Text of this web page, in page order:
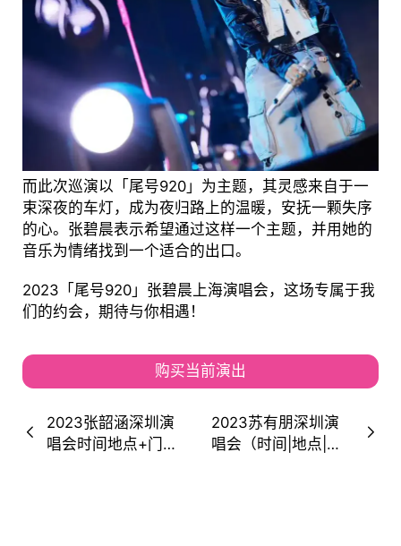
而此次巡演以「尾号920」为主题，其灵感来自于一
束深夜的车灯，成为夜归路上的温暖，安抚一颗失序
的心。张碧晨表示希望通过这样一个主题，并用她的
音乐为情绪找到一个适合的出口。
2023「尾号920」张碧晨上海演唱会，这场专属于我
们的约会，期待与你相遇！
购买当前演出
2023张韶涵深圳演
唱会时间地点+门票
2023苏有朋深圳演
唱会（时间|地点|门